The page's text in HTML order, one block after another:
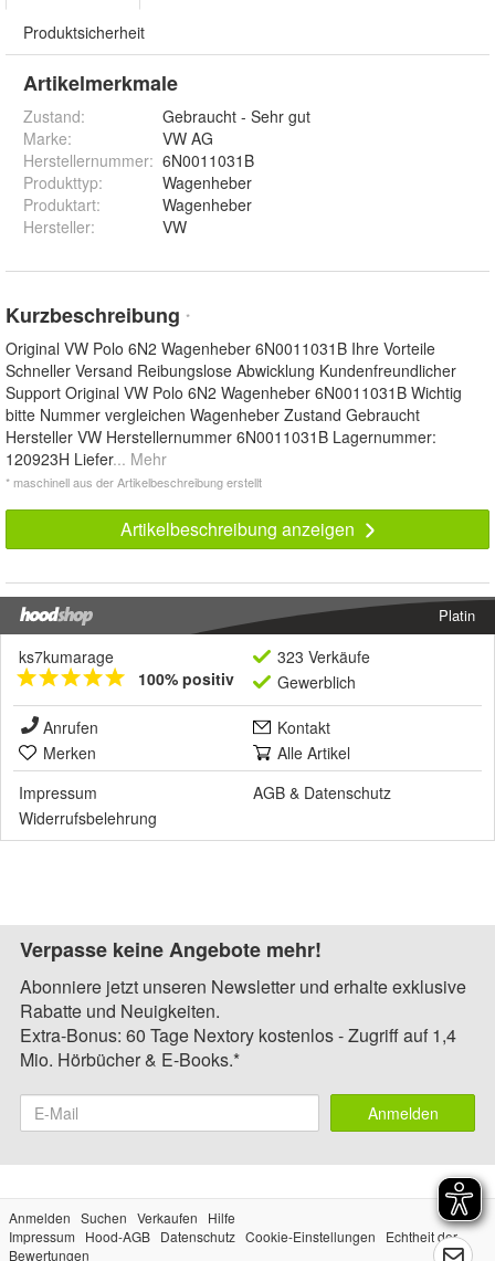
Produktsicherheit
Artikelmerkmale
Zustand:
Gebraucht - Sehr gut
Marke:
VW AG
Herstellernummer: 6N0011031B
Produkttyp:
Wagenheber
Produktart:
Wagenheber
Hersteller: VW
Kurzbeschreibung *
Original VW Polo 6N2 Wagenheber 6N0011031B Ihre Vorteile
Schneller Versand Reibungslose Abwicklung Kundenfreundlicher
Support Original VW Polo 6N2 Wagenheber 6N0011031B Wichtig
bitte Nummer vergleichen Wagenheber Zustand Gebraucht
Hersteller VW Herstellernummer 6N0011031B Lagernummer:
120923H Liefer... Mehr
* maschinell aus der Artikelbeschreibung erstellt
Artikelbeschreibung anzeigen
Platin
ks7kumarage
100% positiv
323 Verkäufe
Gewerblich
Anrufen
Kontakt
Merken
Alle Artikel
Impressum
AGB & Datenschutz
Widerrufsbelehrung
Verpasse keine Angebote mehr!
Abonniere jetzt unseren Newsletter und erhalte exklusive
Rabatte und Neuigkeiten.
Extra-Bonus: 60 Tage Nextory kostenlos - Zugriff auf 1,4
Mio. Hörbücher & E-Books.*
Anmelden
Anmelden Suchen Verkaufen
Hilfe
Impressum
Hood-AGB Datenschutz Cookie-Einstellungen
Echtheit der
Bewertungen